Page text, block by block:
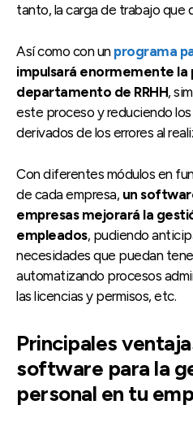
tanto, la carga de trabajo que
Así como con un programa
impulsará enormemente
departamento de RRHH,
este proceso y reduciendo los
derivados de los errores al
Con diferentes módulos en
de cada empresa, un
empresas mejorará la
empleados, pudiendo
necesidades que puedan
automatizando procesos
las licencias y permisos, etc.
Principales
software para la
personal en tu